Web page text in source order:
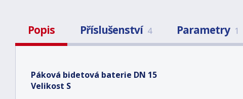
Popis Příslušenství 4 Parametry 1
Páková bidetová baterie DN 15
Velikost S